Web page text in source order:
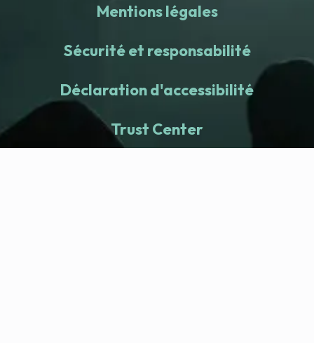
Mentions légales
Sécurité et responsabilité
Déclaration d'accessibilité
Trust Center